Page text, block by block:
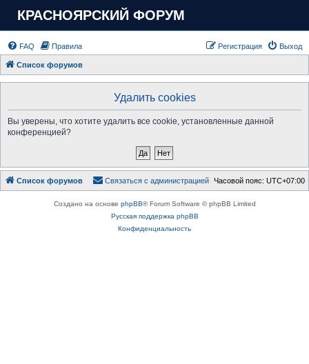
КРАСНОЯРСКИЙ ФОРУМ
FAQ Правила Выход
Регистрация
Список форумов
Удалить cookies
Вы уверены, что хотите удалить все cookie, установленные данной
конференцией?
Список форумов Часовой пояс: UTC+07:00
Связаться с администрацией
Создано на основе phpBB® Forum Software © phpBB Limited
Русская поддержка phpBB
Конфиденциальность